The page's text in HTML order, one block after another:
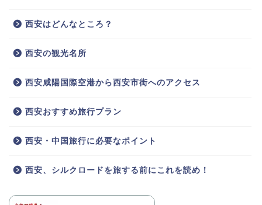
西安はどんなところ？
西安の観光名所
西安咸陽国際空港から西安市街へのアクセス
西安おすすめ旅行プラン
西安・中国旅行に必要なポイント
西安、シルクロードを旅する前にこれを読め！